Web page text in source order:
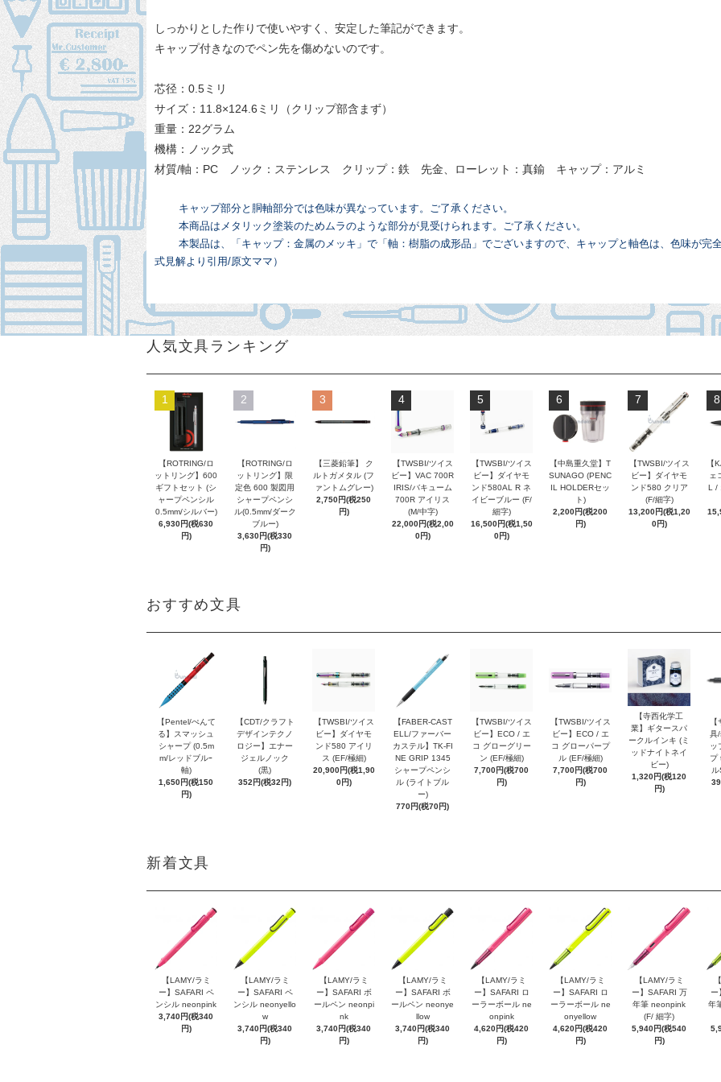
しっかりとした作りで使いやすく、安定した筆記ができます。
キャップ付きなのでペン先を傷めないのです。
芯径：0.5ミリ
サイズ：11.8×124.6ミリ（クリップ部含まず）
重量：22グラム
機構：ノック式
材質/軸：PC ノック：ステンレス クリップ：鉄 先金、ローレット：真鍮 キャップ：アルミ
キャップ部分と胴軸部分では色味が異なっています。ご了承ください。
本商品はメタリック塗装のためムラのような部分が見受けられます。ご了承ください。
本製品は、「キャップ：金属のメッキ」で「軸：樹脂の成形品」でございますので、キャップと軸色は、色味が完
式見解より引用/原文ママ）
人気文具ランキング
1
【ROTRING/ロ
ットリング】600
ギフトセット (シ
ャープペンシル
0.5mm/シルバー)
6,930円(税630
円)
2
【ROTRING/ロ
ットリング】限
定色 600 製図用
シャープペンシ
ル(0.5mm/ダーク
ブルー)
3,630円(税330
円)
3
【三菱鉛筆】 ク
ルトガメタル (フ
ァントムグレー)
2,750円(税250
円)
4
【TWSBI/ツイス
ビー】VAC 700R
IRIS/バキューム
700R アイリス
(M/中字)
22,000円(税2,00
0円)
5
【TWSBI/ツイス
ビー】ダイヤモ
ンド580AL R ネ
イビーブルー (F/
細字)
16,500円(税1,50
0円)
6
【中島重久堂】T
SUNAGO (PENC
IL HOLDERセッ
ト)
2,200円(税200
円)
7
【TWSBI/ツイス
ビー】ダイヤモ
ンド580 クリア
(F/細字)
13,200円(税1,20
0円)
8
【
ェ
L /
おすすめ文具
【Pentel/ぺんて
る】スマッシュ
シャープ (0.5m
m/レッドブルｰ
軸)
1,650円(税150
円)
【CDT/クラフト
デザインテクノ
ロジー】エナー
ジェルノック
(黒)
352円(税32円)
【TWSBI/ツイス
ビー】ダイヤモ
ンド580 アイリ
ス (EF/極細)
20,900円(税1,90
0円)
【FABER-CAST
ELL/ファーバー
カステル】TK-FI
NE GRIP 1345
シャープペンシ
ル (ライトブル
ー)
770円(税70円)
【TWSBI/ツイス
ビー】ECO / エ
コ グローグリー
ン (EF/極細)
7,700円(税700
円)
【TWSBI/ツイス
ビー】ECO / エ
コ グローパープ
ル (EF/極細)
7,700円(税700
円)
【寺西化学工
業】ギタースパ
ークルインキ (ミ
ッドナイトネイ
ビー)
1,320円(税120
円)
具
ッ
プ
新着文具
【LAMY/ラミ
ー】SAFARI ペ
ンシル neonpink
3,740円(税340
円)
【LAMY/ラミ
ー】SAFARI ペ
ンシル neonyello
w
3,740円(税340
円)
【LAMY/ラミ
ー】SAFARI ボ
ールペン neonpi
nk
3,740円(税340
円)
【LAMY/ラミ
ー】SAFARI ボ
ールペン neonye
llow
3,740円(税340
円)
【LAMY/ラミ
ー】SAFARI ロ
ーラーボール ne
onpink
4,620円(税420
円)
【LAMY/ラミ
ー】SAFARI ロ
ーラーボール ne
onyellow
4,620円(税420
円)
【LAMY/ラミ
ー】SAFARI 万
年筆 neonpink
(F/ 細字)
5,940円(税540
円)
ー
年